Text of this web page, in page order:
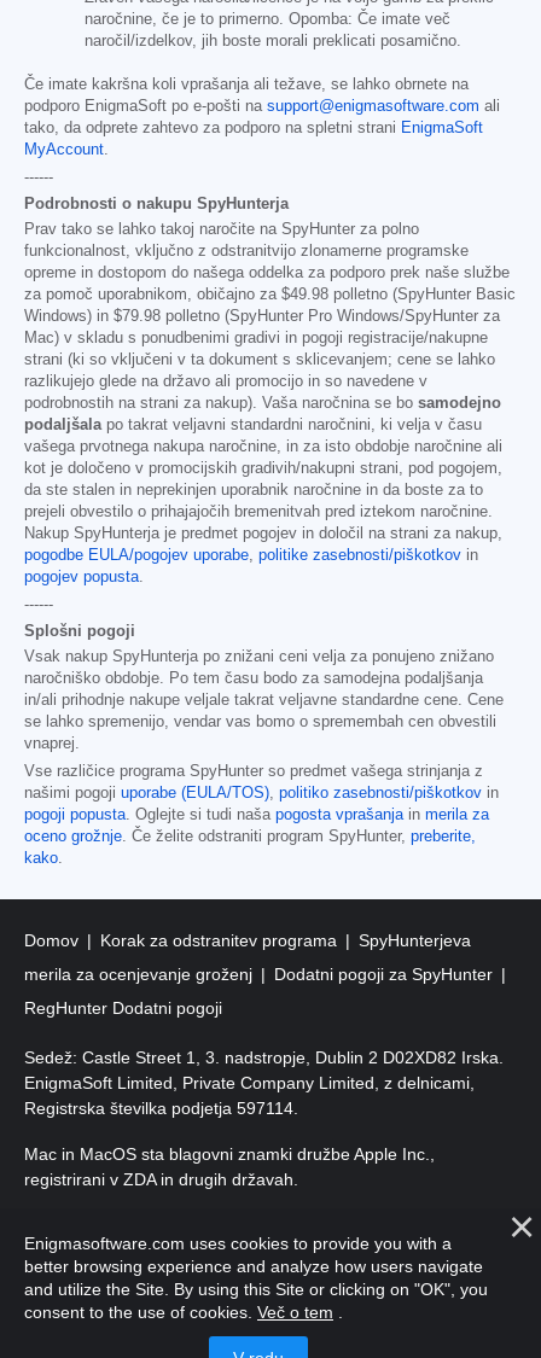
naročnine, če je to primerno. Opomba: Če imate več
naročil/izdelkov, jih boste morali preklicati posamično.
Če imate kakršna koli vprašanja ali težave, se lahko obrnete na
podporo EnigmaSoft po e-pošti na support@enigmasoftware.com ali
tako, da odprete zahtevo za podporo na spletni strani EnigmaSoft
MyAccount.
------
Podrobnosti o nakupu SpyHunterja
Prav tako se lahko takoj naročite na SpyHunter za polno
funkcionalnost, vključno z odstranitvijo zlonamerne programske
opreme in dostopom do našega oddelka za podporo prek naše službe
za pomoč uporabnikom, običajno za $49.98 polletno (SpyHunter Basic
Windows) in $79.98 polletno (SpyHunter Pro Windows/SpyHunter za
Mac) v skladu s ponudbenimi gradivi in pogoji registracije/nakupne
strani (ki so vključeni v ta dokument s sklicevanjem; cene se lahko
razlikujejo glede na državo ali promocijo in so navedene v
podrobnostih na strani za nakup). Vaša naročnina se bo samodejno
podaljšalapo takrat veljavni standardni naročnini, ki velja v času
vašega prvotnega nakupa naročnine, in za isto obdobje naročnine ali
kot je določeno v promocijskih gradivih/nakupni strani, pod pogojem,
da ste stalen in neprekinjen uporabnik naročnine in da boste za to
prejeli obvestilo o prihajajočih bremenitvah pred iztekom naročnine.
Nakup SpyHunterja je predmet pogojev in določil na strani za nakup,
pogodbe EULA/pogojev uporabe, politike zasebnosti/piškotkov in
pogojev popusta.
------
Splošni pogoji
Vsak nakup SpyHunterja po znižani ceni velja za ponujeno znižano
naročniško obdobje. Po tem času bodo za samodejna podaljšanja
in/ali prihodnje nakupe veljale takrat veljavne standardne cene. Cene
se lahko spremenijo, vendar vas bomo o spremembah cen obvestili
vnaprej.
Vse različice programa SpyHunter so predmet vašega strinjanja z
našimi pogoji uporabe (EULA/TOS), politiko zasebnosti/piškotkov in
pogoji popusta. Oglejte si tudi naša pogosta vprašanjain merila za
oceno grožnje. Če želite odstraniti program SpyHunter, preberite,
kako.
Domov Korak za odstranitev programa
SpyHunterjeva
merila za ocenjevanje groženj
Dodatni pogoji za SpyHunter
RegHunter Dodatni pogoji
Sedež: Castle Street 1, 3. nadstropje, Dublin 2 D02XD82 Irska.
EnigmaSoft Limited, Private Company Limited, z delnicami,
Registrska številka podjetja 597114.
Mac in MacOS sta blagovni znamki družbe Apple Inc.,
registrirani v ZDA in drugih državah.
pridržane.
Enigmasoftware.com uses cookies to provide you with a
better browsing experience and analyze how users navigate
and utilize the Site. By using this Site or clicking on "OK", you
consent to the use of cookies. Več o tem